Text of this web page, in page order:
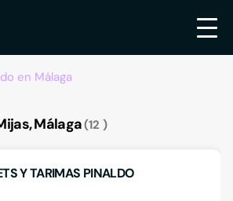
en Málaga
Málaga 12
Y TARIMAS PINALDO